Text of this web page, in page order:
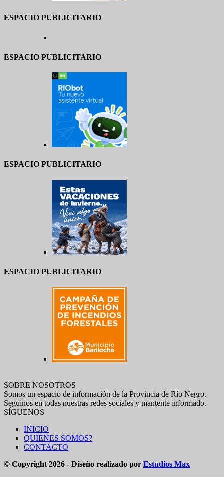
ESPACIO PUBLICITARIO
ESPACIO PUBLICITARIO
ESPACIO PUBLICITARIO
ESPACIO PUBLICITARIO
SOBRE NOSOTROS
Somos un espacio de información de la Provincia de Río Negro.
Seguinos en todas nuestras redes sociales y mantente informado.
SÍGUENOS
INICIO
QUIENES SOMOS?
CONTACTO
© Copyright 2026 - Diseño realizado por Estudios Max